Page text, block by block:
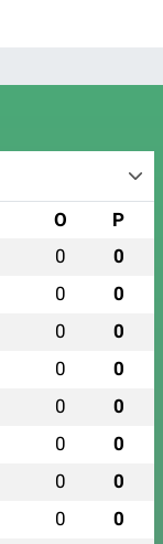
O P
0 0
0 0
0 0
0 0
0 0
0 0
0 0
0 0